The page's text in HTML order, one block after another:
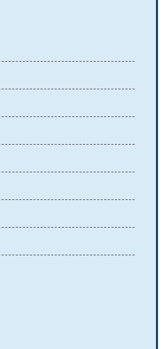
〇 〇
× △